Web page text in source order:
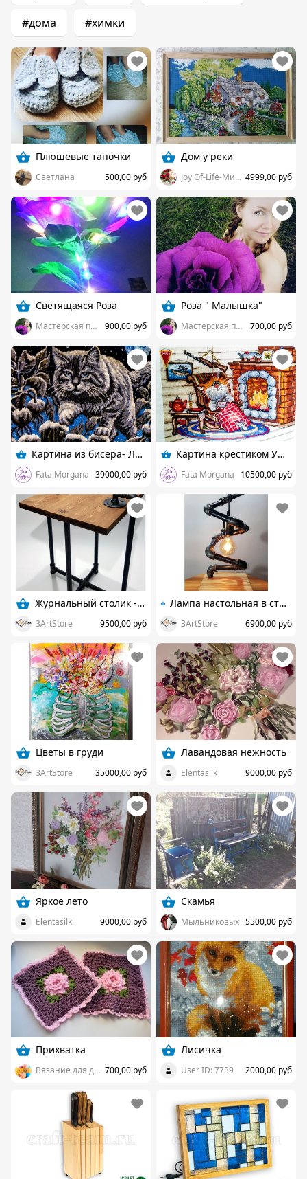
#дома #химки
Плюшевые тапочки
Светлана 500,00 руб
Дом у реки
Joy Of-Life-Мир подарков 4999,00 руб
Светящаяся Роза
Мастерская подарков " Светодарье" 900,00 руб
Роза " Малышка"
Мастерская подарков " Светодарье" 700,00 руб
Картина из бисера- Лунный кот
Fata Morgana 39000,00 руб
Картина крестиком Уютный вечер
Fata Morgana 10500,00 руб
Журнальный столик - 4F
3ArtStore 9500,00 руб
Лампа настольная в стиле Лофт (loft Steampunk) с лампой эдисона - Спираль
3ArtStore 6900,00 руб
Цветы в груди
3ArtStore 35000,00 руб
Лавандовая нежность
Elentasilk 9000,00 руб
Яркое лето
Elentasilk 9000,00 руб
Скамья
Мыльниковых 5500,00 руб
Прихватка
Вязание для души 700,00 руб
Лисичка
User ID: 7739 2000,00 руб